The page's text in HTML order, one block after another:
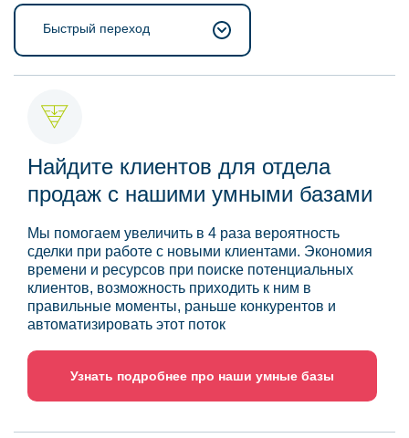
Быстрый переход
Найдите клиентов для отдела
продаж с нашими умными базами
Мы помогаем увеличить в 4 раза вероятность
сделки при работе с новыми клиентами. Экономия
времени и ресурсов при поиске потенциальных
клиентов, возможность приходить к ним в
правильные моменты, раньше конкурентов и
автоматизировать этот поток
Узнать подробнее про наши умные базы